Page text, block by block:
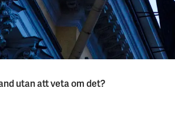
utan att veta om det?